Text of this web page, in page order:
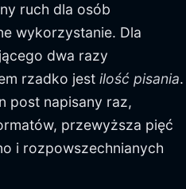
ruch dla osób
wykorzystanie. Dla
dwa razy
rzadko jest ilość pisania.
post napisany raz,
przewyższa pięć
i rozpowszechnianych